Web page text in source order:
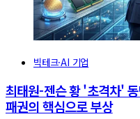
빅테크·AI 기업
최태원-젠슨 황 '초격차'
패권의 핵심으로 부상